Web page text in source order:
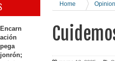
Encarn
ación
pega
jonrón;
Home Opinion